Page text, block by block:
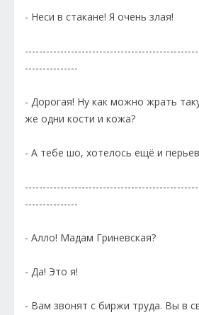
- Неси в стакане! Я очень злая!
---------------
- Дорогая! Ну как можно жрать
же одни кости и кожа?
- А тебе шо, хотелось ещё и
---------------
- Алло! Мадам Гриневская?
- Да! Это я!
- Вам звонят с биржи труда. Вы в